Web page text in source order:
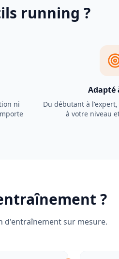
running ?
ni
Adapté
Du débutant à
à votre niveau
?
d'entraînement sur mesure.